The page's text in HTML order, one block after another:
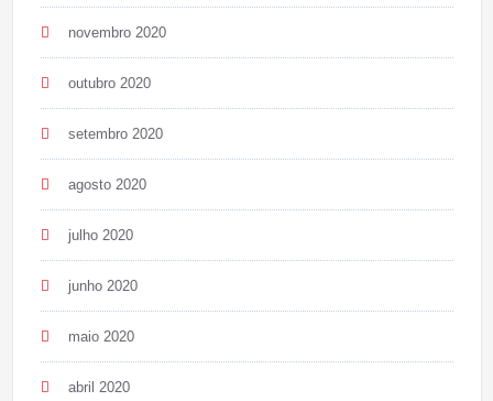
novembro 2020
outubro 2020
setembro 2020
agosto 2020
julho 2020
junho 2020
maio 2020
abril 2020